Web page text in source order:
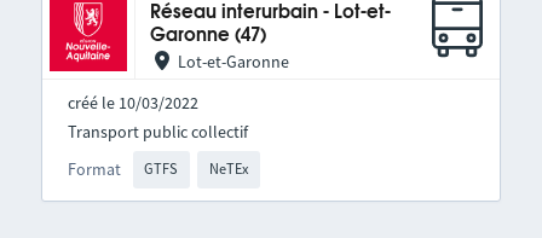
Réseau interurbain - Lot-et-
Garonne (47)
Lot-et-Garonne
créé le 10/03/2022
Format GTFS NeTEx
Transport public collectif